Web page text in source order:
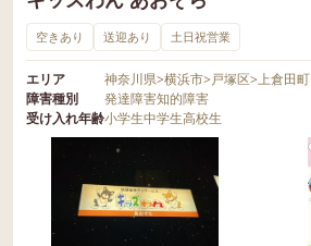
空きあり 送迎あり 土日祝営業
エリア 神奈川県>横浜市>戸塚区>上倉田町
障害種別
発達障害知的障害
受け入れ年齢小学生中学生高校生